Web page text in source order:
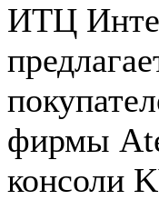
ИТЦ
фирмы
консоли